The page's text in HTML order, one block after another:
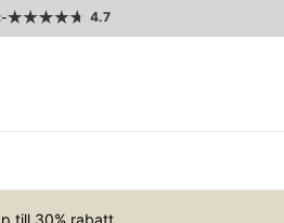
4.7
till 30% rabatt